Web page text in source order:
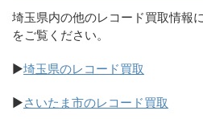
埼玉県内の他のレコード買取情報
をご覧ください。
▶埼玉県のレコード買取
▶さいたま市のレコード買取